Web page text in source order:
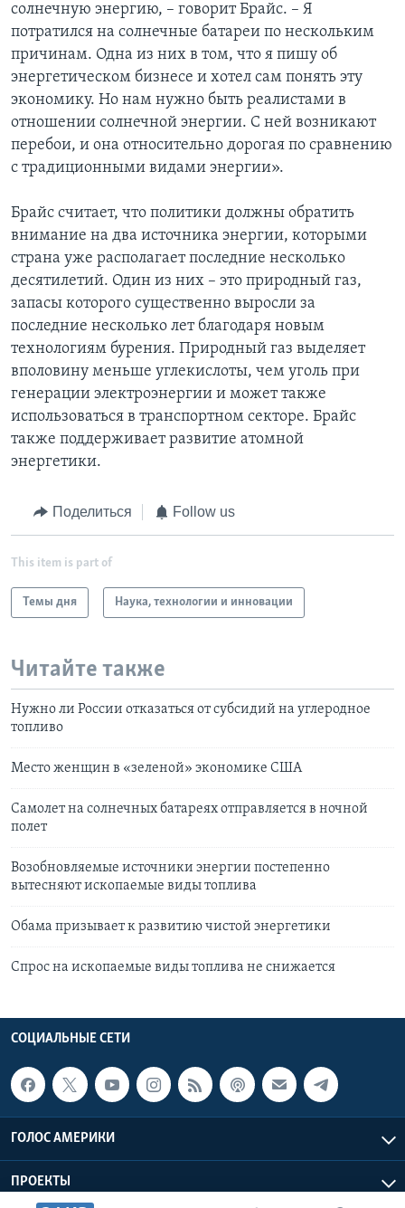
солнечную энергию, – говорит Брайс. – Я
потратился на солнечные батареи по нескольким
причинам. Одна из них в том, что я пишу об
энергетическом бизнесе и хотел сам понять эту
экономику. Но нам нужно быть реалистами в
отношении солнечной энергии. С ней возникают
перебои, и она относительно дорогая по сравнению
с традиционными видами энергии».
Брайс считает, что политики должны обратить
внимание на два источника энергии, которыми
страна уже располагает последние несколько
десятилетий. Один из них – это природный газ,
запасы которого существенно выросли за
последние несколько лет благодаря новым
технологиям бурения. Природный газ выделяет
вполовину меньше углекислоты, чем уголь при
генерации электроэнергии и может также
использоваться в транспортном секторе. Брайс
также поддерживает развитие атомной
энергетики.
Поделиться Follow us
This item is part of
Темы дня Наука, технологии и инновации
Читайте также
Нужно ли России отказаться от субсидий на углеродное
топливо
Место женщин в «зеленой» экономике США
Самолет на солнечных батареях отправляется в ночной
полет
Возобновляемые источники энергии постепенно
вытесняют ископаемые виды топлива
Обама призывает к развитию чистой энергетики
Спрос на ископаемые виды топлива не снижается
СОЦИАЛЬНЫЕ СЕТИ
ГОЛОС АМЕРИКИ
ПРОЕКТЫ